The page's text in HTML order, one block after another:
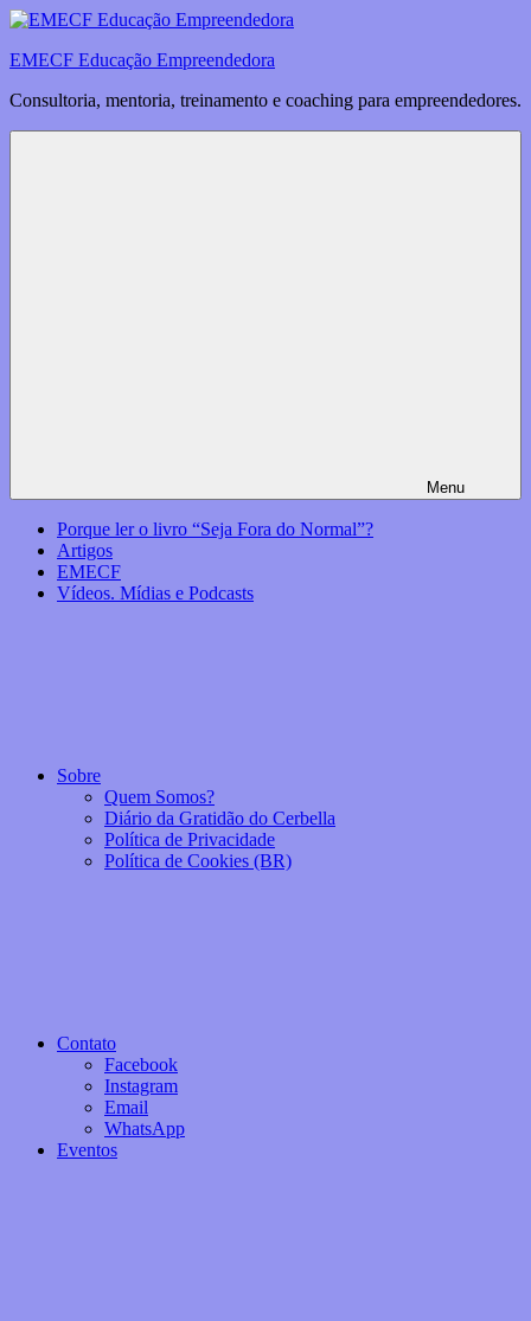
Saltar
o
EMECF Educação Empreendedora
Consultoria, mentoria, treinamento e coaching para empreendedores.
Menu
Porque ler o livro “Seja Fora do Normal”?
Artigos
EMECF
Vídeos. Mídias e Podcasts
Sobre
Quem Somos?
Diário da Gratidão do Cerbella
Política de Privacidade
Política de Cookies (BR)
Contato
Facebook
Instagram
Email
WhatsApp
Eventos